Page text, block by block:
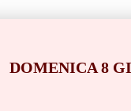
DOMENICA 8